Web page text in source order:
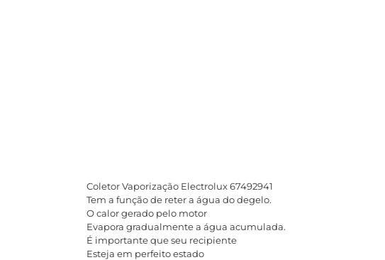
Coletor Vaporização Electrolux 67492941
Tem a função de reter a água do degelo.
O calor gerado pelo motor
Evapora gradualmente a água acumulada.
É importante que seu recipiente
Esteja em perfeito estado